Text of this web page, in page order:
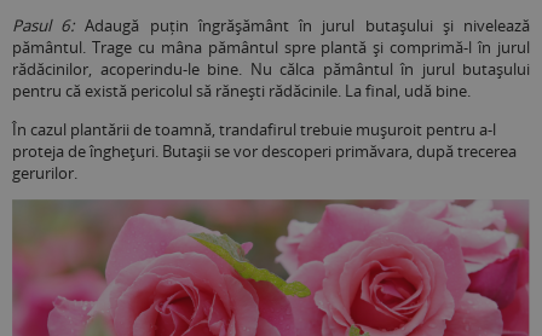
Pasul 6: Adaugă puțin îngrășământ în jurul butașului și nivelează
pământul. Trage cu mâna pământul spre plantă şi comprimă-l în jurul
rădăcinilor, acoperindu-le bine. Nu călca pământul în jurul butașului
pentru că există pericolul să rănești rădăcinile. La final, udă bine.
În cazul plantării de toamnă, trandafirul trebuie mușuroit pentru a-l
proteja de îngheţuri. Butașii se vor descoperi primăvara, după trecerea
gerurilor.